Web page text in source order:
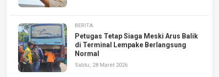
BERITA
Petugas Tetap Siaga Meski Arus Balik
di Terminal Lempake Berlangsung
Normal
Sabtu, 28 Maret 2026